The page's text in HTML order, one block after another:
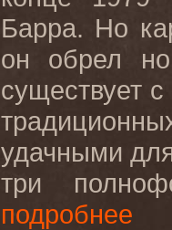
Барра. Но
он обрел
существует
удачными
три
подробнее